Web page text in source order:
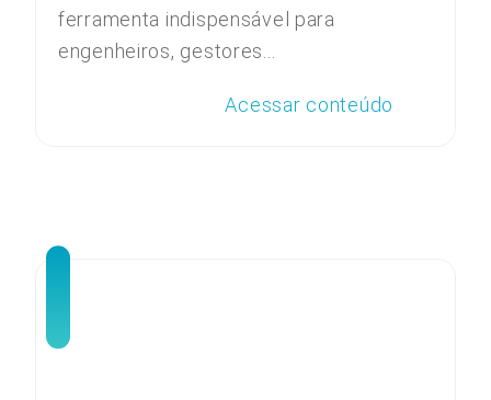
ferramenta indispensável para
engenheiros, gestores...
Acessar conteúdo